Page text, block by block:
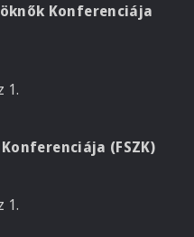
Konferenciája
1.
(FSZK)
1.